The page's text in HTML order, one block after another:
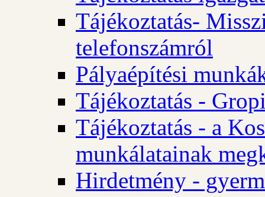
Tájékoztatás-
telefonszámról
Pályaépítési
Tájékoztatás -
Tájékoztatás - a
munkálatainak
Hirdetmény -